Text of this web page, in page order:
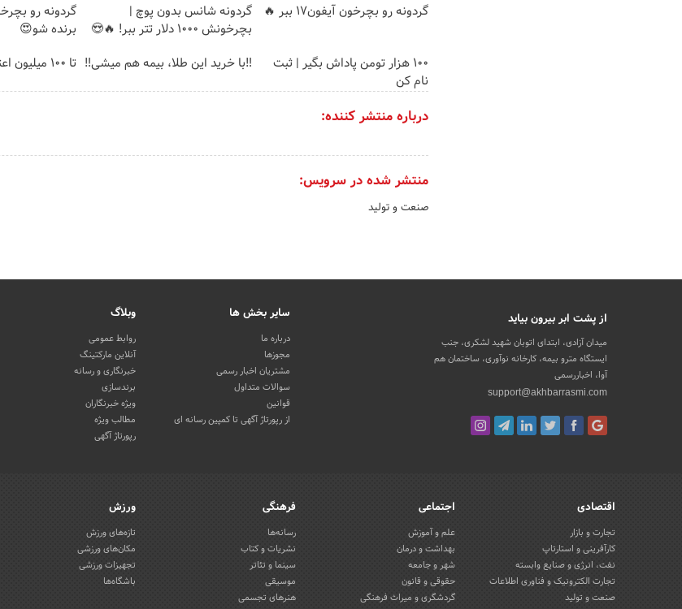
گردونه رو بچرخون آیفون17 ببر 🔥
گردونه شانس بدون پوچ |
بچرخونش 1000 دلار تتر ببر! 🔥😍
برنده شو😍
100 هزار تومن پاداش بگیر | ثبت
نام کن
‼️با خرید این طلا، بیمه هم میشی‼️ تا ۱۰۰ میلیون اعتبار خرید قسطی
درباره منتشر کننده:
منتشر شده در سرویس:
صنعت و تولید
از پشت ابر بیرون بیاید
میدان آزادی، ابتدای اتوبان شهید لشکری، جنب
ایستگاه مترو بیمه، کارخانه نوآوری، ساختمان هم
آوا، اخباررسمی
support@akhbarrasmi.com
سایر بخش ها
درباره ما
مجوزها
مشتریان اخبار رسمی
سوالات متداول
قوانین
از رپورتاژ آگهی تا کمپین رسانه ای
وبلاگ
روابط عمومی
آنلاین مارکتینگ
خبرنگاری و رسانه
برندسازی
ویژه خبرنگاران
مطالب ویژه
رپورتاژ آگهی
اقتصادی
تجارت و بازار
کارآفرینی و استارتاپ
نفت، انرژی و صنایع وابسته
تجارت الکترونیک و فناوری اطلاعات
صنعت و تولید
اجتماعی
علم و آموزش
بهداشت و درمان
شهر و جامعه
حقوقی و قانون
گردشگری و میراث فرهنگی
فرهنگی
رسانه‌ها
نشریات و کتاب
سینما و تئاتر
موسیقی
هنرهای تجسمی
ورزش
تازه‌های ورزش
مکان‌های ورزشی
تجهیزات ورزشی
باشگاه‌ها